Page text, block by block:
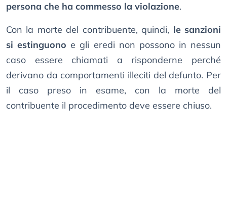
persona che ha commesso la violazione.
Con la morte del contribuente, quindi, le sanzioni
si estinguono e gli eredi non possono in nessun
caso essere chiamati a risponderne perché
derivano da comportamenti illeciti del defunto. Per
il caso preso in esame, con la morte del
contribuente il procedimento deve essere chiuso.